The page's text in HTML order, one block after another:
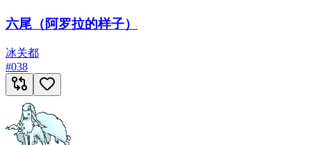
六尾（阿罗拉的样子）
冰关都
#038